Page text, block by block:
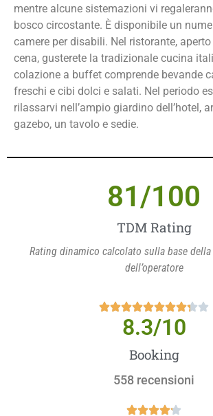
mentre alcune sistemazioni vi
bosco circostante. È disponibile un
camere per disabili. Nel ristorante,
cena, gusterete la tradizionale cucina
colazione a buffet comprende bevande
freschi e cibi dolci e salati. Nel periodo
rilassarvi nell’ampio giardino dell’hotel,
gazebo, un tavolo e sedie.
TDM Rating
81/100
Rating dinamico calcolato sulla base
dell’operatore
Booking
8.3/10
558 recensioni